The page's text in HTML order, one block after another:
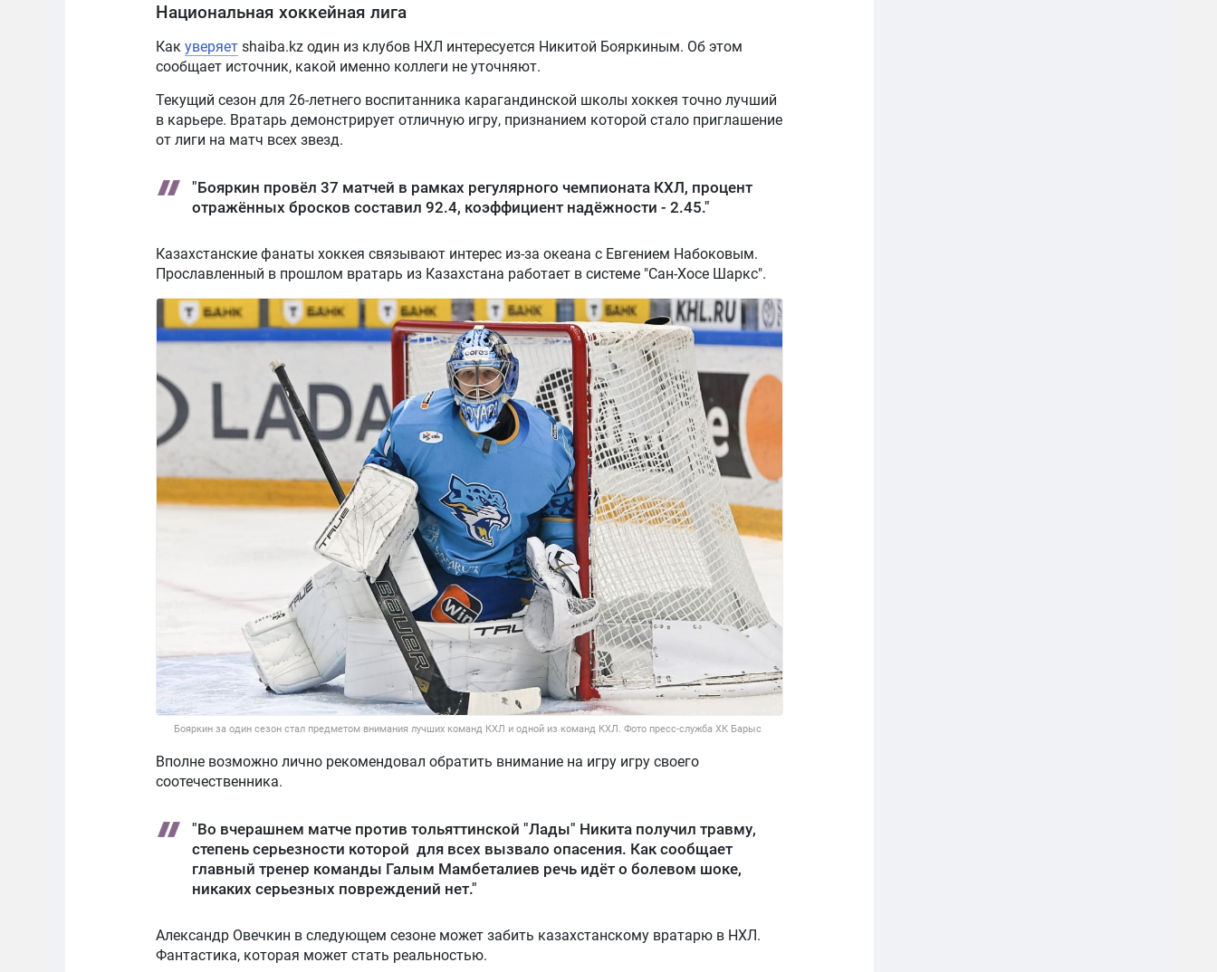
Национальная хоккейная лига
Как уверяет shaiba.kz один из клубов НХЛ интересуется Никитой Бояркиным. Об этом
сообщает источник, какой именно коллеги не уточняют.
Текущий сезон для 26-летнего воспитанника карагандинской школы хоккея точно лучший
в карьере. Вратарь демонстрирует отличную игру, признанием которой стало приглашение
от лиги на матч всех звезд.
"Бояркин провёл 37 матчей в рамках регулярного чемпионата КХЛ, процент
отражённых бросков составил 92.4, коэффициент надёжности - 2.45."
Казахстанские фанаты хоккея связывают интерес из-за океана с Евгением Набоковым.
Прославленный в прошлом вратарь из Казахстана работает в системе "Сан-Хосе Шаркс".
Бояркин за один сезон стал предметом внимания лучших команд КХЛ и одной из команд КХЛ. Фото пресс-служба ХК Барыс
Вполне возможно лично рекомендовал обратить внимание на игру игру своего
соотечественника.
"Во вчерашнем матче против тольяттинской "Лады" Никита получил травму,
степень серьезности которой для всех вызвало опасения. Как сообщает
главный тренер команды Галым Мамбеталиев речь идёт о болевом шоке,
никаких серьезных повреждений нет."
Александр Овечкин в следующем сезоне может забить казахстанскому вратарю в НХЛ.
Фантастика, которая может стать реальностью.